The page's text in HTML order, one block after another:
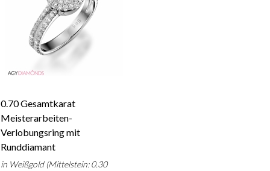
0.70 Gesamtkarat
Meisterarbeiten-
Verlobungsring mit
Runddiamant
in Weißgold (Mittelstein: 0.30